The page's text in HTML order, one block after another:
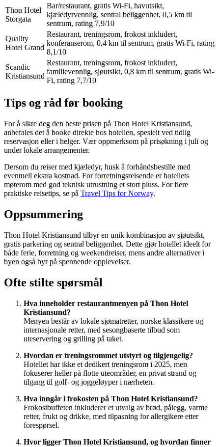
Thon Hotel
Storgata
Bar/restaurant, gratis Wi-Fi, havutsikt,
kjæledyrvennlig, sentral beliggenhet, 0,5 km til
sentrum, rating 7,9/10
Quality
Hotel Grand
Restaurant, treningsrom, frokost inkludert,
konferanserom, 0,4 km til sentrum, gratis Wi-Fi, rating
8,1/10
Scandic
Kristiansund
Restaurant, treningsrom, frokost inkludert,
familievennlig, sjøutsikt, 0,8 km til sentrum, gratis Wi-
Fi, rating 7,7/10
Tips og råd før booking
For å sikre deg den beste prisen på Thon Hotel Kristiansund,
anbefales det å booke direkte hos hotellen, spesielt ved tidlig
reservasjon eller i helger. Vær oppmerksom på prisøkning i juli og
under lokale arrangementer.
Dersom du reiser med kjæledyr, husk å forhåndsbestille med
eventuell ekstra kostnad. For forretningsreisende er hotellets
møterom med god teknisk utrustning et stort pluss. For flere
praktiske reisetips, se på Travel Tips for Norway.
Oppsummering
Thon Hotel Kristiansund tilbyr en unik kombinasjon av sjøutsikt,
gratis parkering og sentral beliggenhet. Dette gjør hotellet ideelt for
både ferie, forretning og weekendreiser, mens andre alternativer i
byen også byr på spennende opplevelser.
Ofte stilte spørsmål
Hva inneholder restaurantmenyen på Thon Hotel
Kristiansund?
Menyen består av lokale sjømatretter, norske klassikere og
internasjonale retter, med sesongbaserte tilbud som
uteservering og grilling på taket.
Hvordan er treningsrommet utstyrt og tilgjengelig?
Hotellet har ikke et dedikert treningsrom i 2025, men
fokuserer heller på flotte uteområder, en privat strand og
tilgang til golf- og joggeløyper i nærheten.
Hva inngår i frokosten på Thon Hotel Kristiansund?
Frokostbuffeten inkluderer et utvalg av brød, pålegg, varme
retter, frukt og drikke, med tilpasning for allergikere etter
forespørsel.
Hvor ligger Thon Hotel Kristiansund, og hvordan finner